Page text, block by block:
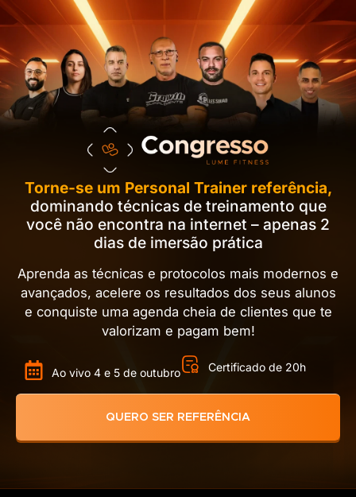
Torne-se um Personal Trainer referência,
dominando técnicas de treinamento que
você não encontra na internet – apenas 2
dias de imersão prática
Aprenda as técnicas e protocolos mais modernos e
avançados, acelere os resultados dos seus alunos
e conquiste uma agenda cheia de clientes que te
valorizam e pagam bem!
Ao vivo 4 e 5 de outubro Certificado de 20h
QUERO SER REFERÊNCIA